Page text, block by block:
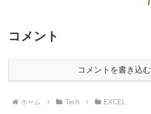
コメント
コメントを書き込む
ホーム Tech EXCEL